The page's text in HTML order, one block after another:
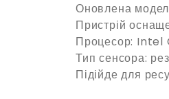
Оновлена
Пристрій
Процесор: Intel
Тип сенсора:
Підійде для